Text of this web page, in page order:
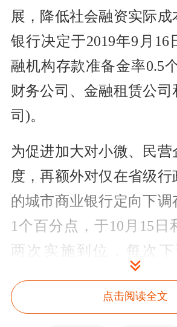
展，降低社会融资实际成
银行决定于2019年9月16
融机构存款准备金率0.5
财务公司、金融租赁公司
司)。
为促进加大对小微、民营
度，再额外对仅在省级行
的城市商业银行定向下调
1个百分点，于10月15日
两次实施到位，每次下
央行有关负责人表示，此
点击阅读全文